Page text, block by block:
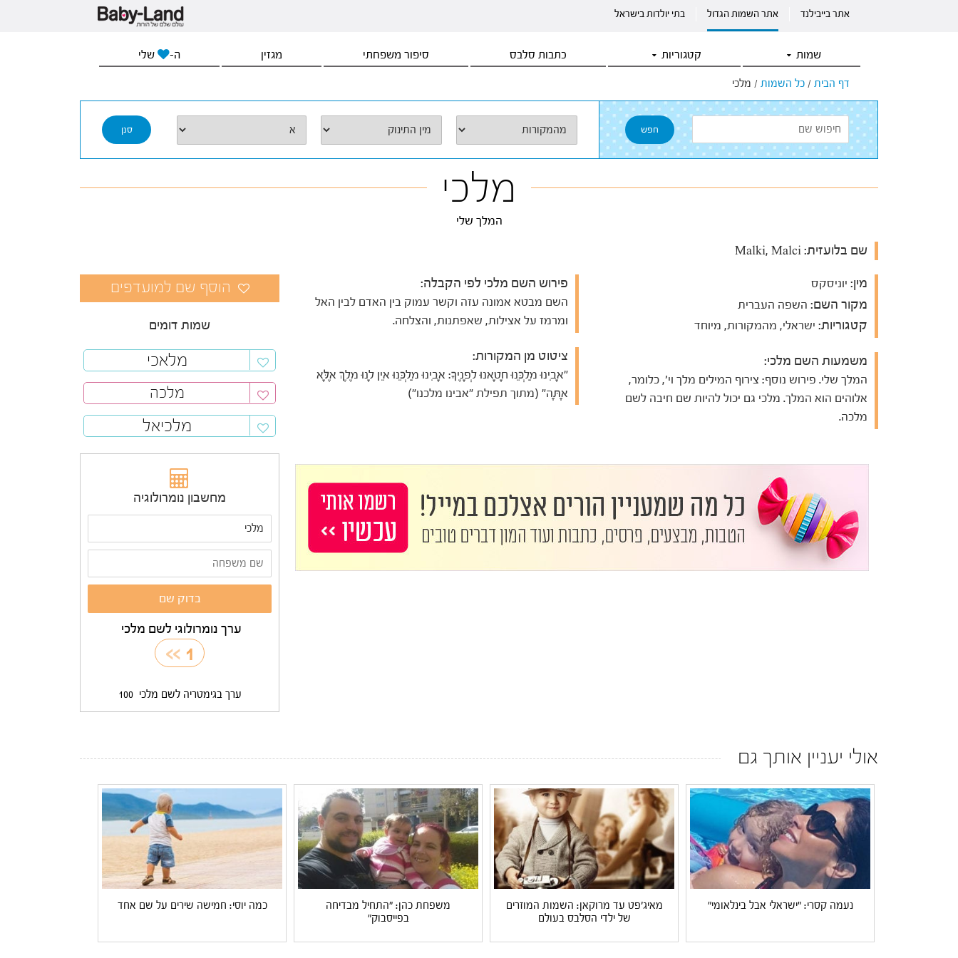
אתר בייבילנד אתר השמות הגדול בתי יולדות בישראל
שמות קטגוריות כתבות סלבס סיפור משפחתי מגזין ה- שלי
דף הבית / כל השמות / מלכי
מלכי
המלך שלי
שם בלועזית:
מין: יוניסקס
מקור השם: השפה העברית
קטגוריות: ישראלי, מהמקורות, מיוחד
משמעות השם מלכי:
המלך שלי. פירוש נוסף: צירוף המילים מלך וי', כלומר,
אלוהים הוא המלך. מלכי גם יכול להיות שם חיבה לשם
מלכה.
פירוש השם מלכי לפי הקבלה:
השם מבטא אמונה עזה וקשר עמוק בין האדם לבין האל
ומרמז על אצילות, שאפתנות, והצלחה.
ציטוט מן המקורות:
"אָבִינוּ מַלְכֵּנוּ חָטָאנוּ לְפָנֶיךָ: אָבִינוּ מַלְכֵּנוּ אֵין לָנוּ מֶלֶךְ אֶלָּא
אָתָּה" (מתוך תפילת "אבינו מלכנו")
שמות דומים
מלאכי
מלכה
מלכיאל
מחשבון נומרולוגיה
ערך נומרולוגי לשם מלכי
1
>>
ערך בגימטריה לשם מלכי 100
אולי יעניין אותך גם
נעמה קסרי: "ישראלי אבל בינלאומי"
מאיג'פט עד מרוקאן: השמות המוזרים
של ילדי הסלבס בעולם
משפחת כהן: "התחיל מבדיחה
בפייסבוק"
כמה יוסי: חמישה שירים על שם אחד